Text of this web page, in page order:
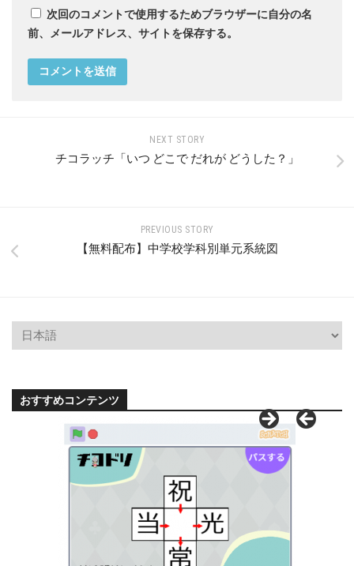
次回のコメントで使用するためブラウザーに自分の名
前、メールアドレス、サイトを保存する。
NEXT STORY
チコラッチ「いつ どこで だれが どうした？」
PREVIOUS STORY
【無料配布】中学校学科別単元系統図
おすすめコンテンツ